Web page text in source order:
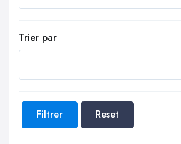
Trier par
Filtrer Reset